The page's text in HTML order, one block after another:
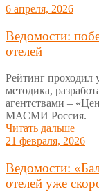
6 апреля, 2026
Ведомости:
отелей
Рейтинг проходил
методика,
агентствами –
МАСМИ Россия.
Читать дальше
21 февраля, 2026
Ведомости:
отелей уже